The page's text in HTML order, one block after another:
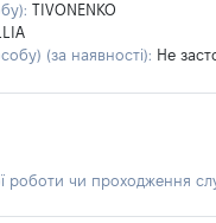
TIVONENKO
(за наявності): Не
роботи чи проходження